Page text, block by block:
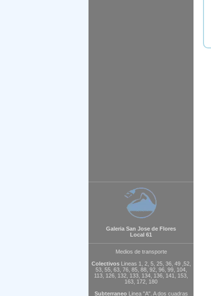
Galeria San Jose de Flores
Local 61
Medios de transporte
ColectivosLineas 1, 2, 5, 25, 36, 49 ,52,
53, 55, 63, 76, 85, 88, 92, 96, 99, 104,
113, 126, 132, 133, 134, 136, 141, 153,
163, 172, 180
Subterraneo Linea "A". A dos cuadras